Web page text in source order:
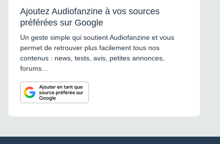
Ajoutez Audiofanzine à vos sources
préférées sur Google
Un geste simple qui soutient Audiofanzine et vous
permet de retrouver plus facilement tous nos
contenus : news, tests, avis, petites annonces,
forums...